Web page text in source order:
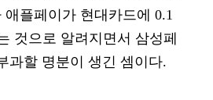
플페이가 현대카드에 0.1
것으로 알려지면서 삼성페
과할 명분이 생긴 셈이다.